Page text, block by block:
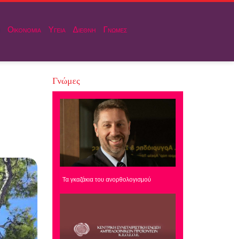
Οικονομια Υγεια Διεθνη Γνωμες
Γνώμες
Τα γκαζάκια του ανορθολογισμού